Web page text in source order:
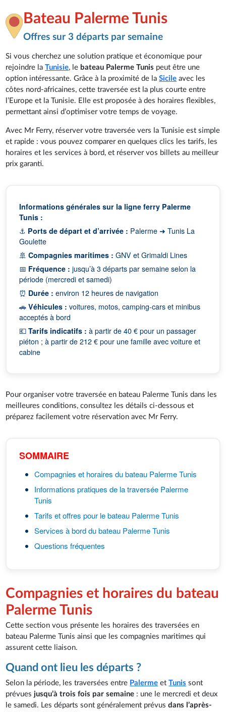
Bateau Palerme Tunis
Offres sur 3 départs par semaine
Si vous cherchez une solution pratique et économique pour
rejoindre laTunisie, le bateau Palerme Tunis peut être une
option intéressante. Grâce à la proximité de laSicile avec les
côtes nord-africaines, cette traversée est la plus courte entre
l’Europe et la Tunisie. Elle est proposée à des horaires flexibles,
permettant ainsi d’optimiser votre temps de voyage.
Avec Mr Ferry, réserver votre traversée vers la Tunisie est simple
et rapide : vous pouvez comparer en quelques clics les tarifs, les
horaires et les services à bord, et réserver vos billets au meilleur
prix garanti.
Informations générales sur la ligne ferry Palerme
Tunis :
⚓ Ports de départ et d’arrivée : Palerme ➜ Tunis La
Goulette
🚢Compagnies maritimes : GNV et Grimaldi Lines
📅 Fréquence : jusqu’à 3 départs par semaine selon la
période (mercredi et samedi)
⏰ Durée : environ 12 heures de navigation
🚗Véhicules : voitures, motos, camping-cars et minibus
acceptés à bord
💶Tarifs indicatifs : à partir de 40 € pour un passager
piéton ; à partir de 212 € pour une famille avec voiture et
cabine
Pour organiser votre traversée en bateau Palerme Tunis dans les
meilleures conditions, consultez les détails ci-dessous et
préparez facilement votre réservation avec Mr Ferry.
SOMMAIRE
Compagnies et horaires du bateau Palerme Tunis
Informations pratiques de la traversée Palerme
Tunis
Tarifs et offres pour le bateau Palerme Tunis
Services à bord du bateau Palerme Tunis
Questions fréquentes
Compagnies et horaires du bateau
Palerme Tunis
Cette section vous présente les horaires des traversées en
bateau Palerme Tunis ainsi que les compagnies maritimes qui
assurent cette liaison.
Quand ont lieu les départs ?
Selon la période, les traversées entre Palerme etTunis sont
prévuesjusqu’à trois fois par semaine : une le mercredi et deux
le samedi. Les départs sont généralement prévusdans l’après-